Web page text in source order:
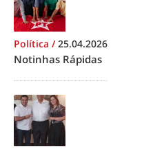
Política /25.04.2026
Notinhas Rápidas